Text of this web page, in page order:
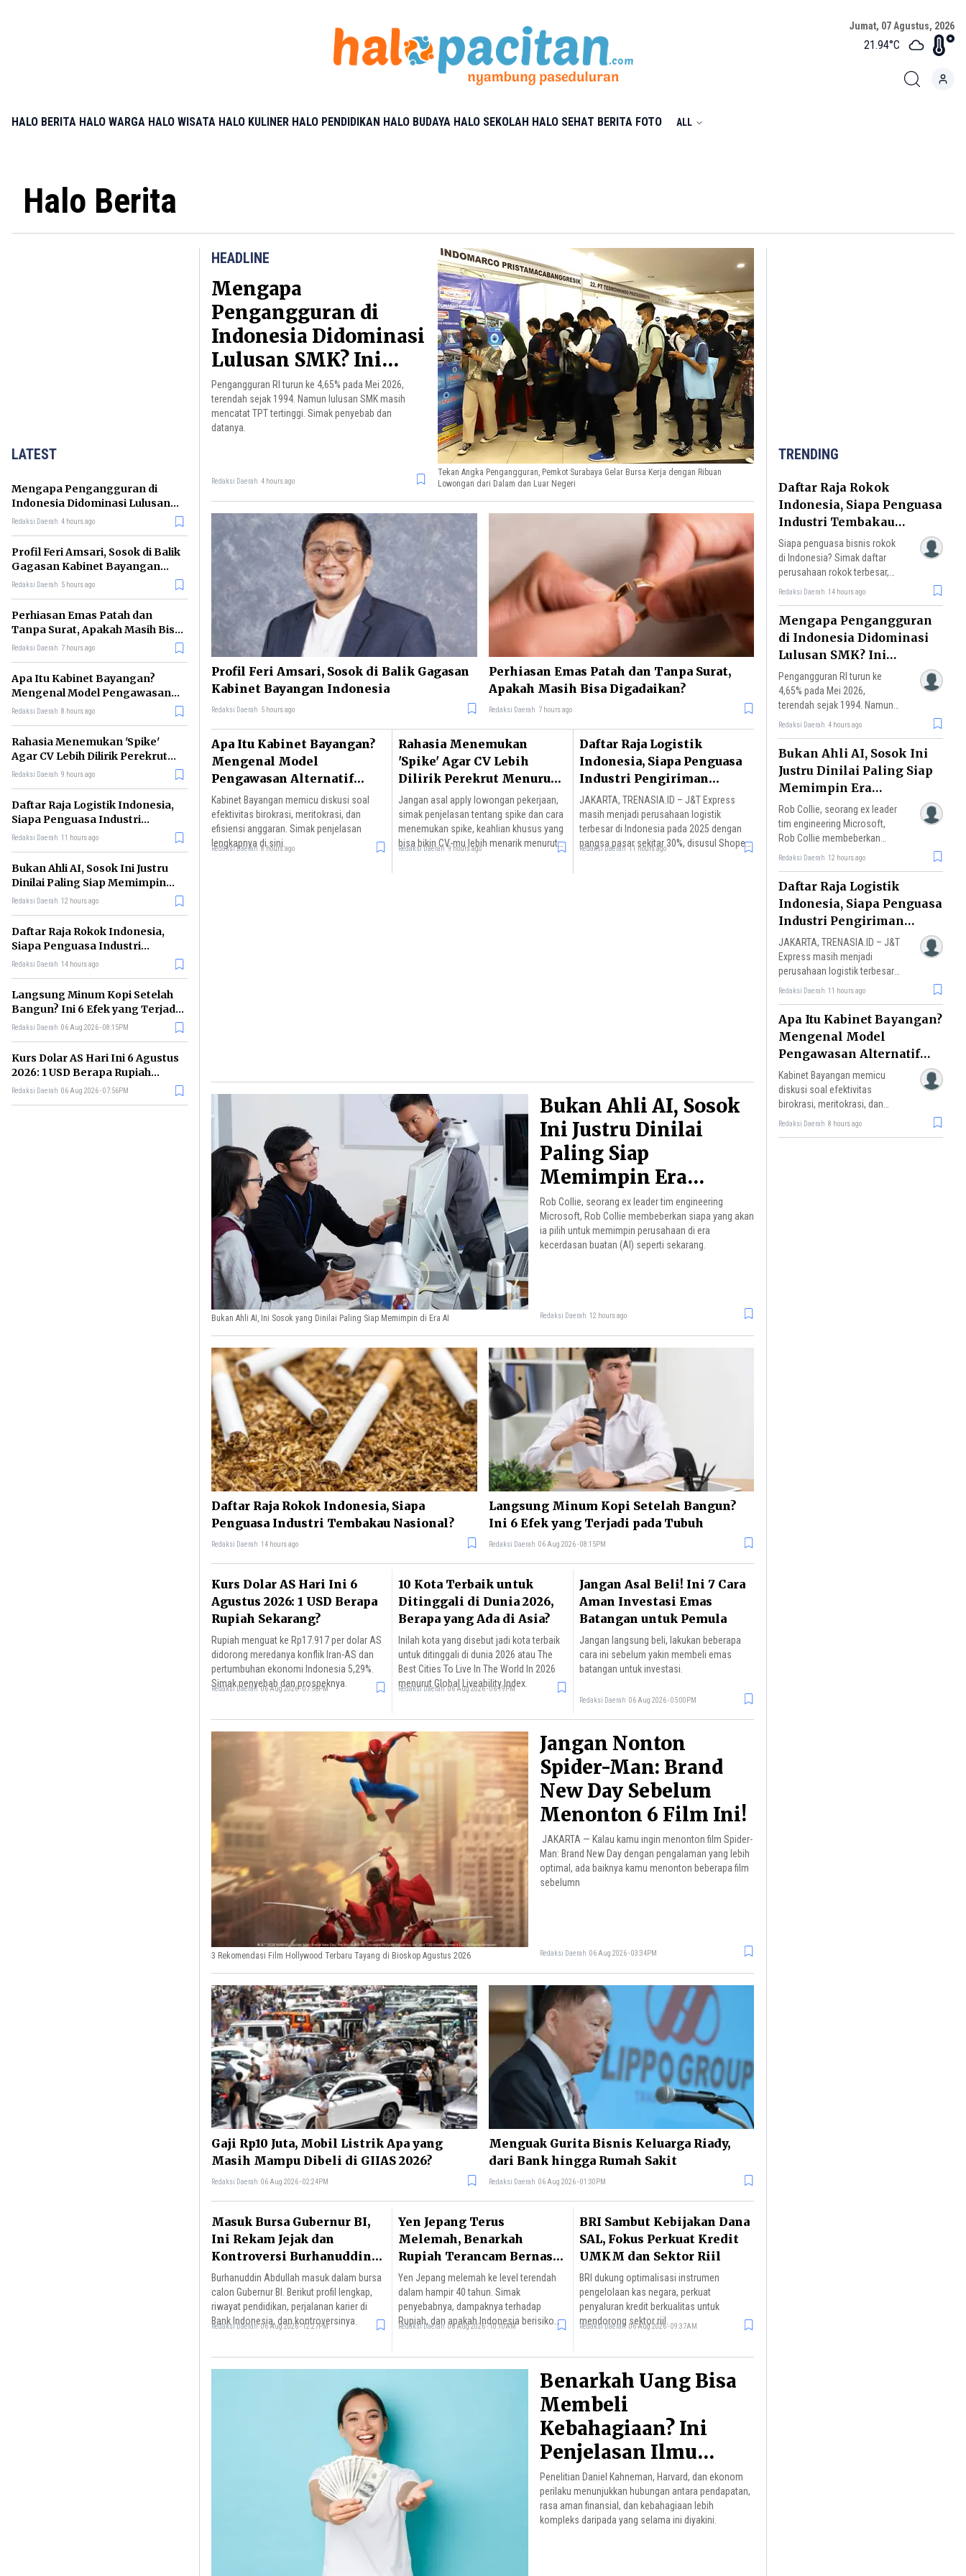
Jumat, 07 Agustus, 2026
21.94°C
HALO BERITA HALO WARGA HALO WISATA HALO KULINER HALO PENDIDIKAN HALO BUDAYA HALO SEKOLAH HALO SEHAT BERITA FOTO ALL
Halo Berita
LATEST
Mengapa Pengangguran di
Indonesia Didominasi Lulusan
SMK? Ini Faktanya
Redaksi Daerah 4 hours ago
Profil Feri Amsari, Sosok di Balik
Gagasan Kabinet Bayangan
Indonesia
Redaksi Daerah 5 hours ago
Perhiasan Emas Patah dan
Tanpa Surat, Apakah Masih Bisa
Digadaikan?
Redaksi Daerah 7 hours ago
Apa Itu Kabinet Bayangan?
Mengenal Model Pengawasan
Alternatif Pemerintah
Redaksi Daerah 8 hours ago
Rahasia Menemukan 'Spike'
Agar CV Lebih Dilirik Perekrut
Menurut Bos Meta
Redaksi Daerah 9 hours ago
Daftar Raja Logistik Indonesia,
Siapa Penguasa Industri
Pengiriman Terbesar?
Redaksi Daerah 11 hours ago
Bukan Ahli AI, Sosok Ini Justru
Dinilai Paling Siap Memimpin
Era Kecerdasan Buatan
Redaksi Daerah 12 hours ago
Daftar Raja Rokok Indonesia,
Siapa Penguasa Industri
Tembakau Nasional?
Redaksi Daerah 14 hours ago
Langsung Minum Kopi Setelah
Bangun? Ini 6 Efek yang Terjadi
pada Tubuh
Redaksi Daerah 06 Aug 2026 - 08:15PM
Kurs Dolar AS Hari Ini 6 Agustus
2026: 1 USD Berapa Rupiah
Sekarang?
Redaksi Daerah 06 Aug 2026 - 07:56PM
HEADLINE
Mengapa
Pengangguran di
Indonesia Didominasi
Lulusan SMK? Ini
Faktanya
Pengangguran RI turun ke 4,65% pada Mei 2026,
terendah sejak 1994. Namun lulusan SMK masih
mencatat TPT tertinggi. Simak penyebab dan
datanya.
Redaksi Daerah 4 hours ago
Tekan Angka Pengangguran, Pemkot Surabaya Gelar Bursa Kerja dengan Ribuan
Lowongan dari Dalam dan Luar Negeri
Profil Feri Amsari, Sosok di Balik Gagasan
Kabinet Bayangan Indonesia
Redaksi Daerah 5 hours ago
Perhiasan Emas Patah dan Tanpa Surat,
Apakah Masih Bisa Digadaikan?
Redaksi Daerah 7 hours ago
Apa Itu Kabinet Bayangan?
Mengenal Model
Pengawasan Alternatif
Pemerintah
Kabinet Bayangan memicu diskusi soal
efektivitas birokrasi, meritokrasi, dan
efisiensi anggaran. Simak penjelasan
lengkapnya di sini.
Redaksi Daerah 8 hours ago
Rahasia Menemukan
'Spike' Agar CV Lebih
Dilirik Perekrut Menurut
Bos Meta
Jangan asal apply lowongan pekerjaan,
simak penjelasan tentang spike dan cara
menemukan spike, keahlian khusus yang
bisa bikin CV-mu lebih menarik menurut
Redaksi Daerah 9 hours ago
Daftar Raja Logistik
Indonesia, Siapa Penguasa
Industri Pengiriman
Terbesar?
JAKARTA, TRENASIA.ID – J&T Express
masih menjadi perusahaan logistik
terbesar di Indonesia pada 2025 dengan
pangsa pasar sekitar 30%, disusul Shopee
Redaksi Daerah 11 hours ago
Bukan Ahli AI, Sosok
Ini Justru Dinilai
Paling Siap
Memimpin Era
Kecerdasan Buatan
Rob Collie, seorang ex leader tim engineering
Microsoft, Rob Collie membeberkan siapa yang akan
ia pilih untuk memimpin perusahaan di era
kecerdasan buatan (AI) seperti sekarang.
Redaksi Daerah 12 hours ago
Bukan Ahli AI, Ini Sosok yang Dinilai Paling Siap Memimpin di Era AI
Daftar Raja Rokok Indonesia, Siapa
Penguasa Industri Tembakau Nasional?
Redaksi Daerah 14 hours ago
Langsung Minum Kopi Setelah Bangun?
Ini 6 Efek yang Terjadi pada Tubuh
Redaksi Daerah 06 Aug 2026 - 08:15PM
Kurs Dolar AS Hari Ini 6
Agustus 2026: 1 USD Berapa
Rupiah Sekarang?
Rupiah menguat ke Rp17.917 per dolar AS
didorong meredanya konflik Iran-AS dan
pertumbuhan ekonomi Indonesia 5,29%.
Simak penyebab dan prospeknya.
Redaksi Daerah 06 Aug 2026 - 07:56PM
10 Kota Terbaik untuk
Ditinggali di Dunia 2026,
Berapa yang Ada di Asia?
Inilah kota yang disebut jadi kota terbaik
untuk ditinggali di dunia 2026 atau The
Best Cities To Live In The World In 2026
menurut Global Liveability Index.
Redaksi Daerah 06 Aug 2026 - 06:19PM
Jangan Asal Beli! Ini 7 Cara
Aman Investasi Emas
Batangan untuk Pemula
Jangan langsung beli, lakukan beberapa
cara ini sebelum yakin membeli emas
batangan untuk investasi.
Redaksi Daerah 06 Aug 2026 - 05:00PM
Jangan Nonton
Spider-Man: Brand
New Day Sebelum
Menonton 6 Film Ini!
JAKARTA — Kalau kamu ingin menonton film Spider-
Man: Brand New Day dengan pengalaman yang lebih
optimal, ada baiknya kamu menonton beberapa film
sebelumn
Redaksi Daerah 06 Aug 2026 - 03:34PM
3 Rekomendasi Film Hollywood Terbaru Tayang di Bioskop Agustus 2026
Gaji Rp10 Juta, Mobil Listrik Apa yang
Masih Mampu Dibeli di GIIAS 2026?
Redaksi Daerah 06 Aug 2026 - 02:24PM
Menguak Gurita Bisnis Keluarga Riady,
dari Bank hingga Rumah Sakit
Redaksi Daerah 06 Aug 2026 - 01:30PM
Masuk Bursa Gubernur BI,
Ini Rekam Jejak dan
Kontroversi Burhanuddin
Abdullah
Burhanuddin Abdullah masuk dalam bursa
calon Gubernur BI. Berikut profil lengkap,
riwayat pendidikan, perjalanan karier di
Bank Indonesia, dan kontroversinya.
Redaksi Daerah 06 Aug 2026 - 12:27PM
Yen Jepang Terus
Melemah, Benarkah
Rupiah Terancam Bernasib
Sama?
Yen Jepang melemah ke level terendah
dalam hampir 40 tahun. Simak
penyebabnya, dampaknya terhadap
Rupiah, dan apakah Indonesia berisiko
Redaksi Daerah 06 Aug 2026 - 10:10AM
BRI Sambut Kebijakan Dana
SAL, Fokus Perkuat Kredit
UMKM dan Sektor Riil
BRI dukung optimalisasi instrumen
pengelolaan kas negara, perkuat
penyaluran kredit berkualitas untuk
mendorong sektor riil.
Redaksi Daerah 06 Aug 2026 - 09:37AM
Benarkah Uang Bisa
Membeli
Kebahagiaan? Ini
Penjelasan Ilmu
Ekonomi
Penelitian Daniel Kahneman, Harvard, dan ekonom
perilaku menunjukkan hubungan antara pendapatan,
rasa aman finansial, dan kebahagiaan lebih
kompleks daripada yang selama ini diyakini.
TRENDING
Daftar Raja Rokok
Indonesia, Siapa Penguasa
Industri Tembakau
Nasional?
Siapa penguasa bisnis rokok
di Indonesia? Simak daftar
perusahaan rokok terbesar,
pangsa pasar HM Sampoerna,
hingga tantangan rokok ilegal.
Redaksi Daerah 14 hours ago
Mengapa Pengangguran
di Indonesia Didominasi
Lulusan SMK? Ini
Faktanya
Pengangguran RI turun ke
4,65% pada Mei 2026,
terendah sejak 1994. Namun
lulusan SMK masih mencatat
dan datanya.
Redaksi Daerah 4 hours ago
Bukan Ahli AI, Sosok Ini
Justru Dinilai Paling Siap
Memimpin Era
Kecerdasan Buatan
Rob Collie, seorang ex leader
tim engineering Microsoft,
Rob Collie membeberkan
siapa yang akan ia pilih untuk
kecerdasan buatan (AI)
seperti sekarang.
Redaksi Daerah 12 hours ago
Daftar Raja Logistik
Indonesia, Siapa Penguasa
Industri Pengiriman
Terbesar?
JAKARTA, TRENASIA.ID – J&T
Express masih menjadi
perusahaan logistik terbesar
di Indonesia pada 2025
30%, disusul Shopee Expres
Redaksi Daerah 11 hours ago
Apa Itu Kabinet Bayangan?
Mengenal Model
Pengawasan Alternatif
Pemerintah
Kabinet Bayangan memicu
diskusi soal efektivitas
birokrasi, meritokrasi, dan
efisiensi anggaran. Simak
Redaksi Daerah 8 hours ago